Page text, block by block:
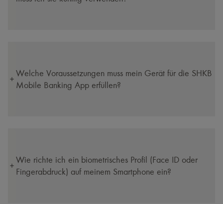
Welche Voraussetzungen muss mein Gerät für die SHKB
Mobile Banking App erfüllen?
Wie richte ich ein biometrisches Profil (Face ID oder
Fingerabdruck) auf meinem Smartphone ein?